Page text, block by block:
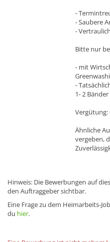
-
- Saubere
-
Bitte nur
- mit
-
1- 2
Vergütung:
Ähnliche
vergeben,
Hinweis: Die Bewerbungen auf
den Auftraggeber sichtbar.
Eine Frage zu dem Heimarbeits-
du hier.